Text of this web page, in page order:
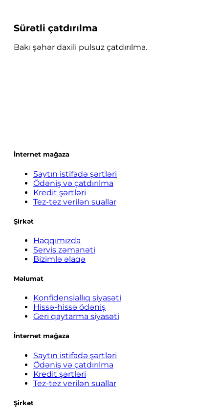
Sürətli çatdırılma
Bakı şəhər daxili pulsuz çatdırılma.
İnternet mağaza
Saytın istifadə şərtləri
Ödəniş və çatdırılma
Kredit şərtləri
Tez-tez verilən suallar
Şirkət
Haqqımızda
Servis zəmanəti
Bizimlə əlaqə
Məlumat
Konfidensiallıq siyasəti
Hissə-hissə ödəniş
Geri qaytarma siyasəti
İnternet mağaza
Saytın istifadə şərtləri
Ödəniş və çatdırılma
Kredit şərtləri
Tez-tez verilən suallar
Şirkət